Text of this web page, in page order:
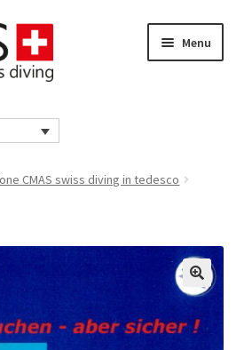
Menu
CMAS swiss diving in tedesco